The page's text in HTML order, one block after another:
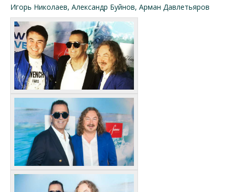
Игорь Николаев, Александр Буйнов, Арман Давлетьяров